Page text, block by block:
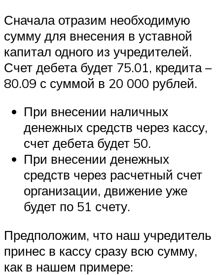
Сначала отразим необходимую
сумму для внесения в уставной
капитал одного из учредителей.
Счет дебета будет 75.01, кредита –
80.09 с суммой в 20 000 рублей.
При внесении наличных
денежных средств через кассу,
счет дебета будет 50.
При внесении денежных
средств через расчетный счет
организации, движение уже
будет по 51 счету.
Предположим, что наш учредитель
принес в кассу сразу всю сумму,
как в нашем примере: